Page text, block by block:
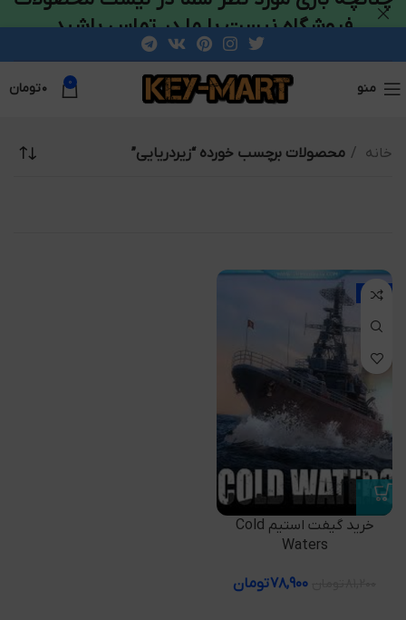
منو 0 ۰تومان
خانه محصولات برچسب خورده “زیردریایی”
-3%
خرید گیفت استیم Cold
Waters
۷۸,۹۰۰تومان
فروشگاه نیست با ما در تماس باشید